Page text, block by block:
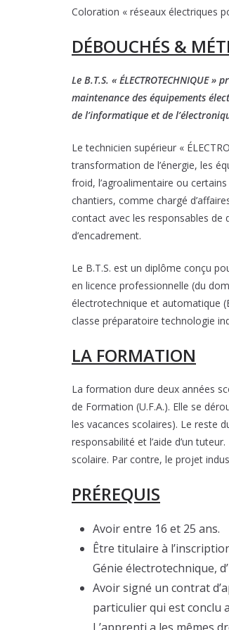
Coloration « réseaux électriques
DÉBOUCHÉS &
Le B.T.S. «
maintenance des équipements
de l’informatique et de
Le technicien supérieur «
transformation de l’énergie, les
froid, l’agroalimentaire ou
chantiers, comme chargé
contact avec les responsables de
d’encadrement.
Le B.T.S. est un diplôme conçu
en licence professionnelle (du
électrotechnique et automatique
classe préparatoire technologie
LA FORMATION
La formation dure deux années
de Formation (U.F.A.). Elle se
les vacances scolaires). Le reste
responsabilité et l’aide d’un
scolaire. Par contre, le projet
PRÉREQUIS
Avoir entre 16 et 25 ans.
Être titulaire à
Génie électrotechnique,
Avoir signé un contrat
particulier qui est conclu